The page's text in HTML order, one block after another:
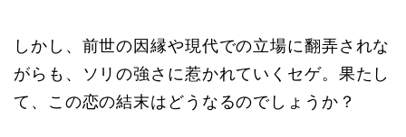
しかし、前世の因縁や現代での立場に翻弄されな
がらも、ソリの強さに惹かれていくセゲ。果たし
て、この恋の結末はどうなるのでしょうか？